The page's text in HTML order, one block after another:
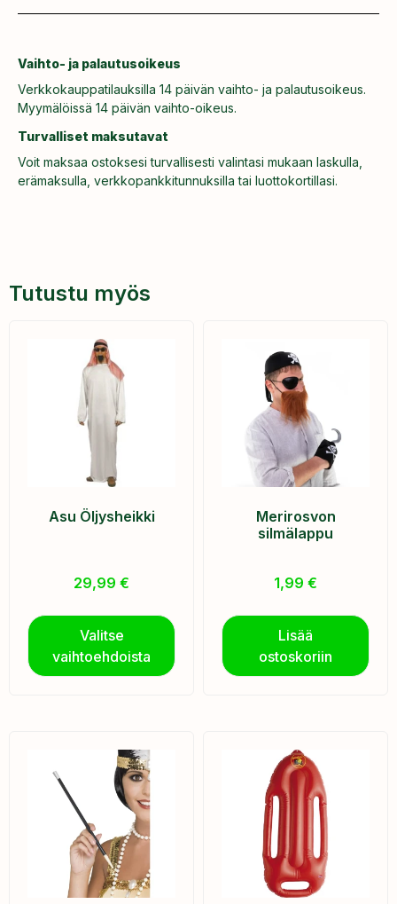
Vaihto- ja palautusoikeus
Verkkokauppatilauksilla 14 päivän vaihto- ja palautusoikeus.
Myymälöissä 14 päivän vaihto-oikeus.
Turvalliset maksutavat
Voit maksaa ostoksesi turvallisesti valintasi mukaan laskulla,
erämaksulla, verkkopankkitunnuksilla tai luottokortillasi.
Tutustu myös
Asu Öljysheikki
29,99 €
Valitse
vaihtoehdoista
Merirosvon
silmälappu
1,99 €
Lisää
ostoskoriin